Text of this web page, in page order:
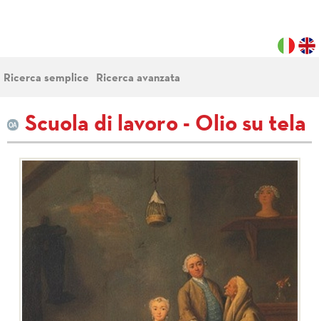
Ricerca semplice Ricerca avanzata
Scuola di lavoro - Olio su tela